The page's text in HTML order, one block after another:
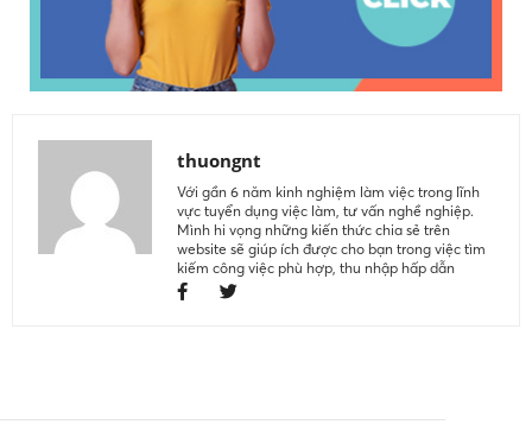
thuongnt
Với gần 6 năm kinh nghiệm làm việc trong lĩnh
vực tuyển dụng việc làm, tư vấn nghề nghiệp.
Mình hi vọng những kiến thức chia sẻ trên
website sẽ giúp ích được cho bạn trong việc tìm
kiếm công việc phù hợp, thu nhập hấp dẫn